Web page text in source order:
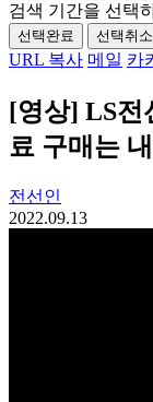
검색 기간을 선택
선택완료 선택취소
URL 복사 메일 카
[영상] LS전
료 구매는
전선인
2022.09.13